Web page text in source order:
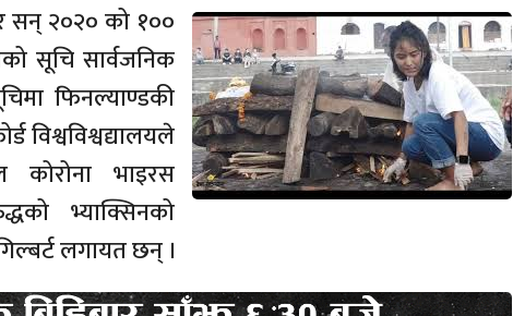
सन् २०२० को १००
सूचि सार्वजनिक
फिनल्याण्डकी
विश्वविश्वद्यालयले
कोरोना भाइरस
भ्याक्सिनको
लगायत छन् ।